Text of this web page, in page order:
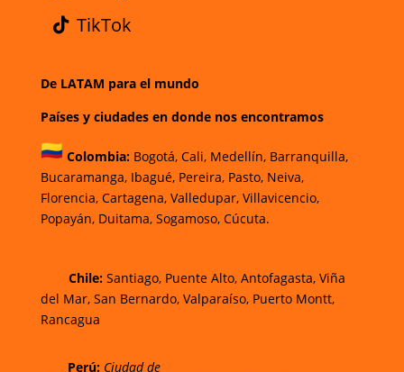
TikTok
De LATAM para el mundo
Países y ciudades en donde nos encontramos
Colombia: Bogotá,Cali, Medellín, Barranquilla,
Bucaramanga,Ibagué,Pereira,Pasto, Neiva,
Florencia, Cartagena, Valledupar, Villavicencio,
Popayán, Duitama, Sogamoso, Cúcuta.
Chile:Santiago, Puente Alto, Antofagasta, Viña
del Mar, San Bernardo, Valparaíso, Puerto Montt,
Rancagua
Perú: Ciudad de